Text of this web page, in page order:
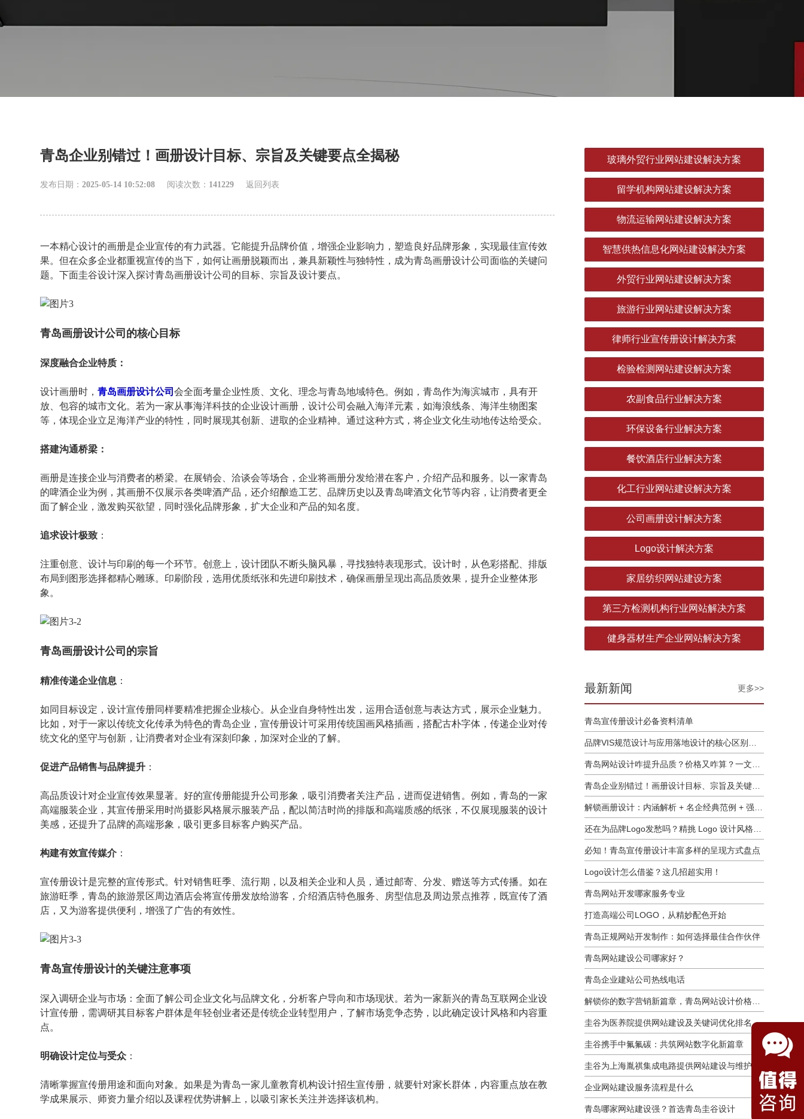
青岛企业别错过！画册设计目标、宗旨及关键要点全揭秘
发布日期：2025-05-14 10:52:08 阅读次数： 141229 返回列表
一本精心设计的画册是企业宣传的有力武器。它能提升品牌价值，增强企业影响力，塑造良好品牌形象，实现最佳宣传效
果。但在众多企业都重视宣传的当下，如何让画册脱颖而出，兼具新颖性与独特性，成为青岛画册设计公司面临的关键问
题。下面圭谷设计深入探讨青岛画册设计公司的目标、宗旨及设计要点。
青岛画册设计公司的核心目标
深度融合企业特质：
设计画册时，青岛画册设计公司会全面考量企业性质、文化、理念与青岛地域特色。例如，青岛作为海滨城市，具有开
放、包容的城市文化。若为一家从事海洋科技的企业设计画册，设计公司会融入海洋元素，如海浪线条、海洋生物图案
等，体现企业立足海洋产业的特性，同时展现其创新、进取的企业精神。通过这种方式，将企业文化生动地传达给受众。
搭建沟通桥梁：
画册是连接企业与消费者的桥梁。在展销会、洽谈会等场合，企业将画册分发给潜在客户，介绍产品和服务。以一家青岛
的啤酒企业为例，其画册不仅展示各类啤酒产品，还介绍酿造工艺、品牌历史以及青岛啤酒文化节等内容，让消费者更全
面了解企业，激发购买欲望，同时强化品牌形象，扩大企业和产品的知名度。
追求设计极致 ：
注重创意、设计与印刷的每一个环节。创意上，设计团队不断头脑风暴，寻找独特表现形式。设计时，从色彩搭配、排版
布局到图形选择都精心雕琢。印刷阶段，选用优质纸张和先进印刷技术，确保画册呈现出高品质效果，提升企业整体形
象。
青岛画册设计公司的宗旨
精准传递企业信息 ：
如同目标设定，设计宣传册同样要精准把握企业核心。从企业自身特性出发，运用合适创意与表达方式，展示企业魅力。
比如，对于一家以传统文化传承为特色的青岛企业，宣传册设计可采用传统国画风格插画，搭配古朴字体，传递企业对传
统文化的坚守与创新，让消费者对企业有深刻印象，加深对企业的了解。
促进产品销售与品牌提升 ：
高品质设计对企业宣传效果显著。好的宣传册能提升公司形象，吸引消费者关注产品，进而促进销售。例如，青岛的一家
高端服装企业，其宣传册采用时尚摄影风格展示服装产品，配以简洁时尚的排版和高端质感的纸张，不仅展现服装的设计
美感，还提升了品牌的高端形象，吸引更多目标客户购买产品。
构建有效宣传媒介 ：
宣传册设计是完整的宣传形式。针对销售旺季、流行期，以及相关企业和人员，通过邮寄、分发、赠送等方式传播。如在
旅游旺季，青岛的旅游景区周边酒店会将宣传册发放给游客，介绍酒店特色服务、房型信息及周边景点推荐，既宣传了酒
店，又为游客提供便利，增强了广告的有效性。
青岛宣传册设计的关键注意事项
深入调研企业与市场：全面了解公司企业文化与品牌文化，分析客户导向和市场现状。若为一家新兴的青岛互联网企业设
计宣传册，需调研其目标客户群体是年轻创业者还是传统企业转型用户，了解市场竞争态势，以此确定设计风格和内容重
点。
明确设计定位与受众 ：
清晰掌握宣传册用途和面向对象。如果是为青岛一家儿童教育机构设计招生宣传册，就要针对家长群体，内容重点放在教
学成果展示、师资力量介绍以及课程优势讲解上，以吸引家长关注并选择该机构。
玻璃外贸行业网站建设解决方案
留学机构网站建设解决方案
物流运输网站建设解决方案
智慧供热信息化网站建设解决方案
外贸行业网站建设解决方案
旅游行业网站建设解决方案
律师行业宣传册设计解决方案
检验检测网站建设解决方案
农副食品行业解决方案
环保设备行业解决方案
餐饮酒店行业解决方案
化工行业网站建设解决方案
公司画册设计解决方案
Logo设计解决方案
家居纺织网站建设方案
第三方检测机构行业网站解决方案
健身器材生产企业网站解决方案
最新新闻 更多>>
青岛宣传册设计必备资料清单
青岛企业别错过！画册设计目标、宗旨及关键要点全揭秘
还在为品牌Logo发愁吗？精挑 Logo 设计风格这一步，轻松铸就独属于你的品牌魅力
必知！青岛宣传册设计丰富多样的呈现方式盘点
Logo设计怎么借鉴？这几招超实用！
青岛网站开发哪家服务专业
打造高端公司LOGO，从精妙配色开始
青岛正规网站开发制作：如何选择最佳合作伙伴
青岛网站建设公司哪家好？
青岛企业建站公司热线电话
解锁你的数字营销新篇章，青岛网站设计价格几何？
圭谷为医养院提供网站建设及关键词优化排名服务：青岛圣德嘉朗颐养中心案例
圭谷携手中氟氟碳：共筑网站数字化新篇章
企业网站建设服务流程是什么
青岛哪家网站建设强？首选青岛圭谷设计